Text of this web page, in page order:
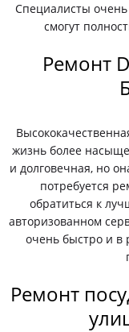
Специалисты
смогут
Ремонт
жизнь более
и долговечная, но
потребуется
обратиться к
авторизованном
очень быстро и в
Ремонт